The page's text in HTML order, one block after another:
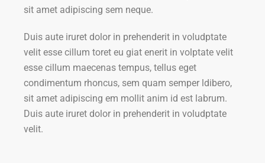
sit amet adipiscing sem neque.
Duis aute iruret dolor in prehenderit in voludptate
velit esse cillum toret eu giat enerit in volptate velit
esse cillum maecenas tempus, tellus eget
condimentum rhoncus, sem quam semper ldibero,
sit amet adipiscing em mollit anim id est labrum.
Duis aute iruret dolor in prehenderit in voludptate
velit.